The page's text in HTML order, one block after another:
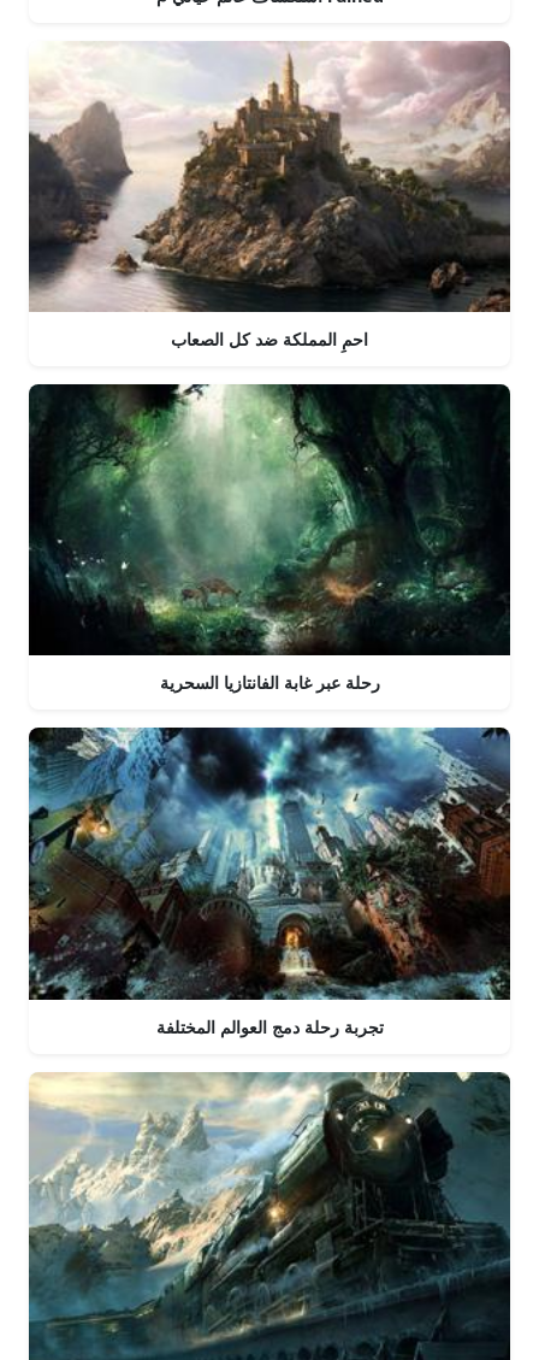
احمِ المملكة ضد كل الصعاب
رحلة عبر غابة الفانتازيا السحرية
تجربة رحلة دمج العوالم المختلفة